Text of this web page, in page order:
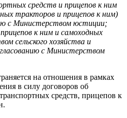
средств и прицепов к ним
тракторов и прицепов к ним)
с Министерством юстиции;
к ним и самоходных
сельского хозяйства и
с Министерством
на отношения в рамках
в силу договоров об
средств, прицепов к